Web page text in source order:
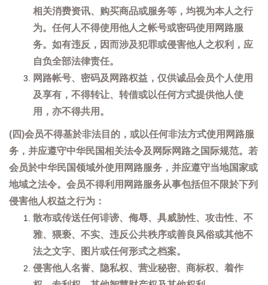
相关消费资讯、购买商品或服务等，均视为本人之行
为。任何人不得使用他人之帐号或密码使用网路服
务。如有违反，因而涉及犯罪或侵害他人之权利，应
自负全部法律责任。
网路帐号、密码及网路权益，仅供诚品会员个人使用
及享有，不得转让、转借或以任何方式提供他人使
用，亦不得共用。
(四)会员不得基於非法目的，或以任何非法方式使用网路服
务，并应遵守中华民国相关法令及网际网路之国际规范。若
会员於中华民国领域外使用网路服务，并应遵守当地国家或
地域之法令。会员不得利用网路服务从事包括但不限於下列
侵害他人权益之行为：
散布或传送任何诽谤、侮辱、具威胁性、攻击性、不
雅、猥亵、不实、违反公共秩序或善良风俗或其他不
法之文字、图片或任何形式之档案。
侵害他人名誉、隐私权、营业秘密、商标权、着作